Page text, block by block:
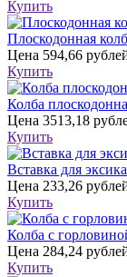
Купить
Плоскодонная
Цена 594,66
Купить
Колба
Цена 3513,18
Купить
Вставка для
Цена 233,26
Купить
Колба с
Цена 284,24
Купить